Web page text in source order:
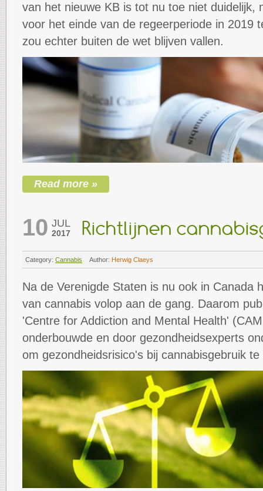
van het nieuwe KB is tot nu toe niet duidelijk,
voor het einde van de regeerperiode in 2019
zou echter buiten de wet blijven vallen.
Read more »
10 JUL
2017 Richtlijnen
Category: Cannabis Author: Herwig Claeys
Na de Verenigde Staten is nu ook in Canada
van cannabis volop aan de gang. Daarom
'Centre for Addiction and Mental Health'
onderbouwde en door gezondheidsexperts
om gezondheidsrisico's bij cannabisgebruik